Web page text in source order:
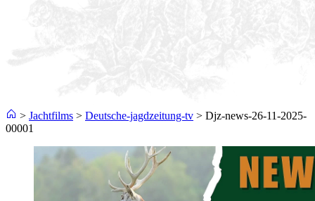
> Jachtfilms > Deutsche-jagdzeitung-tv > Djz-news-26-11-2025-
00001